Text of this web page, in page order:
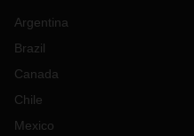
Argentina
Brazil
Canada
Chile
Mexico